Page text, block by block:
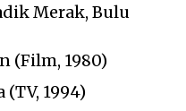
Merak, Bulu
(Film, 1980)
1994)